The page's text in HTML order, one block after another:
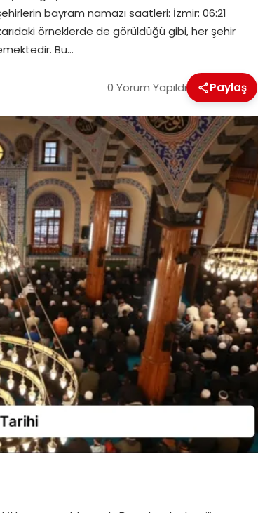
bayram namazı saatleri: İzmir: 06:21
örneklerde de görüldüğü gibi, her şehir
Bu…
0 Yorum Yapıldı Paylaş